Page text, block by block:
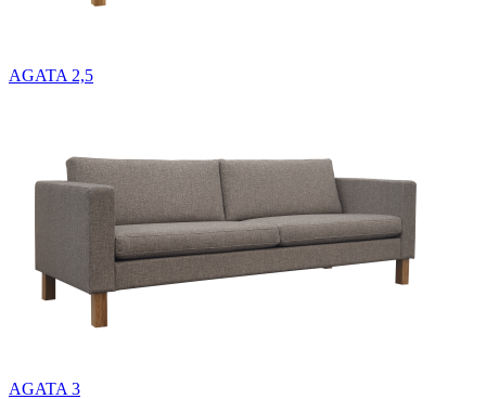
AGATA 2,5
AGATA 3